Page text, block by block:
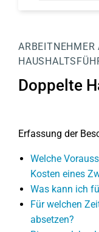
ARBEITNEHMER
Doppelte
Erfassung der
Welche
Kosten eines
Was kann ich
Für welchen
absetzen?